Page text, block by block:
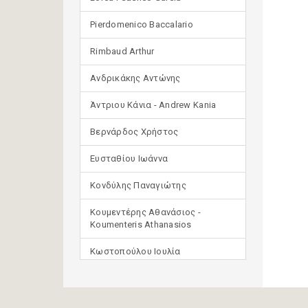
Pierdomenico Baccalario
Rimbaud Arthur
Ανδρικάκης Αντώνης
Άντριου Κάνια - Andrew Kania
Βερνάρδος Χρήστος
Ευσταθίου Ιωάννα
Κονδύλης Παναγιώτης
Κουμεντέρης Αθανάσιος -
Koumenteris Athanasios
Κωστοπούλου Ιουλία
(μετάφραση)